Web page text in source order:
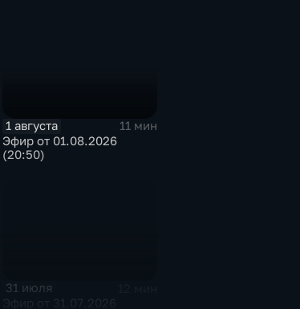
1 августа
11 мин
Эфир от 01.08.2026
(20:50)
31 июля